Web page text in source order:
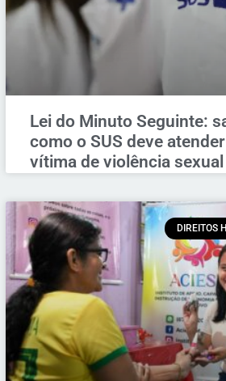
Lei do Minuto Seguinte:
como o SUS deve atender
vítima de violência sexual
DIREITOS